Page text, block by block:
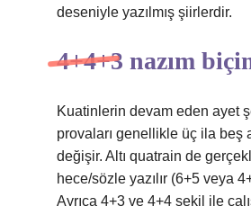
deseniyle yazılmış şiirlerdir.
4+4+3 nazım
Kuatinlerin devam eden ayet
provaları genellikle üç ila beş
değişir. Altı quatrain de
hece/sözle yazılır (6+5 veya
Ayrıca 4+3 ve 4+4 şekil ile